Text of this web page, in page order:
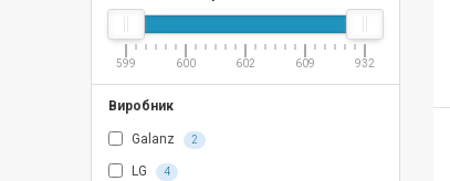
599 600 602 609 932
Виробник
Galanz 2
LG 4